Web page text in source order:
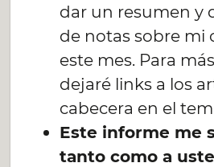
dar un resumen y
de notas sobre
este mes. Para
dejaré links a los
cabecera en el
Este informe me
tanto como a